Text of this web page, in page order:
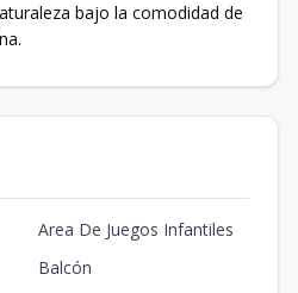
bajo la comodidad de
Area De Juegos Infantiles
Balcón